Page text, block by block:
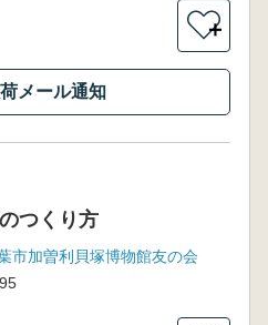
＋
メール通知
つくり方
市加曽利貝塚博物館友の会